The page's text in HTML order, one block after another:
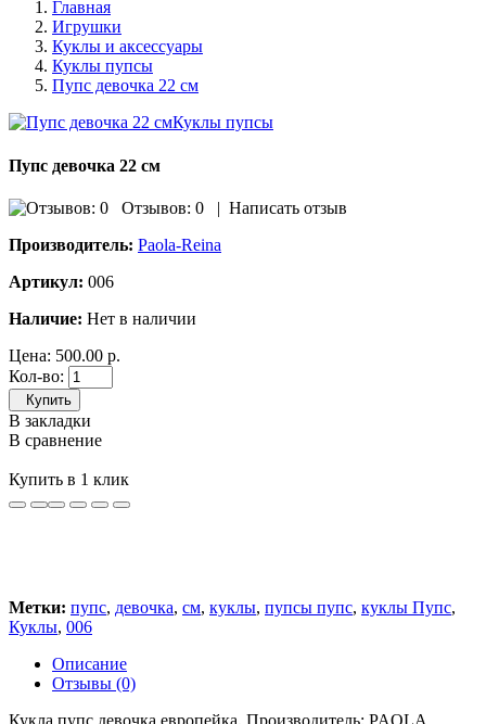
Главная
Игрушки
Куклы и аксессуары
Куклы пупсы
Пупс девочка 22 см
Пупс девочка 22 см
Отзывов: 0 | Написать отзыв
Производитель: Paola-Reina
Артикул: 006
Наличие: Нет в наличии
Цена: 500.00 р.
Кол-во:
Купить
В закладки
В сравнение
Купить в 1 клик
Метки: пупс, девочка, см, куклы, пупсы пупс, куклы Пупс,
Куклы, 006
Описание
Отзывы (0)
Кукла пупс девочка европейка. Производитель: PAOLA